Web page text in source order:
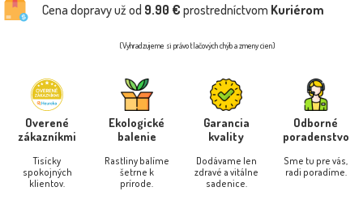
Cena dopravy už od 9.90 € prostredníctvom Kuriérom
(Vyhradzujeme si právo tlačových chýb a zmeny cien)
Overené
zákazníkmi
Tisícky
spokojných
klientov.
Ekologické
balenie
Rastliny balíme
šetrne k
prírode.
Garancia
kvality
Dodávame len
zdravé a vitálne
sadenice.
Odborné
poradenstvo
Sme tu pre vás,
radi poradíme.